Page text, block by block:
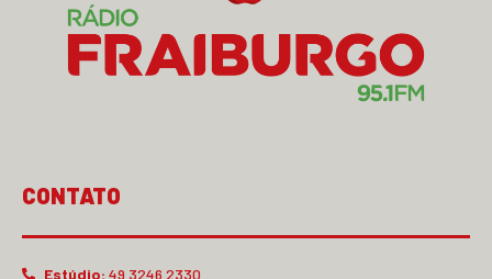
CONTATO
Estúdio: 49 3246.2330